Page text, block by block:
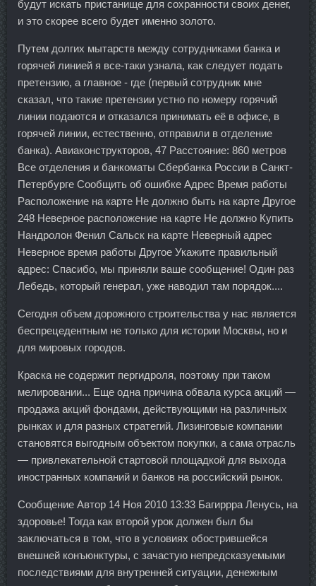
будут искать пристанище для сохранности своих денег,
и это скорее всего будет именно золото.
Путем долгих мытарств между сотрудниками банка и
горячей линией я все-таки узнала, как следует подать
претензию, а главное - где (первый сотрудник мне
сказал, что такие претензии устно по номеру горячий
линии подаются и отказался принимать её в офисе, в
горячей линии, естественно, отправили в отделение
банка). Авиаконструкторов, 47 Расстояние: 860 метров
Все отделения и банкоматы Сбербанка России в Санкт-
Петербурге Сообщить об ошибке Адрес Время работы
Расположение на карте Не должно быть на карте Другое
248 Неверное расположение на карте Не должно Купить
Нандролон Фенил Сальск на карте Неверный адрес
Неверное время работы Другое Укажите правильный
адрес: Спасибо, мы приняли ваше сообщение! Один раз
Лебедь, который генерал, уже наводил там порядок....
Сегодня объем дорожного строительства у нас является
беспрецедентным не только для истории Москвы, но и
для мировых городов.
Краска не содержит пергидроля, поэтому при таком
мелировании... Еще одна причина обвала курса акций —
продажа акций фондами, действующими на различных
рынках и для разных стратегий. Лизинговые компании
становятся выгодным объектом покупки, а сама отрасль
— привлекательной стартовой площадкой для выхода
иностранных компаний и банков на российский рынок.
Сообщение Автор 14 Ноя 2010 13:33 Багиррра Ленусь, на
здоровье! Тогда как второй урок должен был бы
заключаться в том, что в условиях обострившейся
внешней конъюнктуры, с зачастую непредсказуемыми
последствиями для внутренней ситуации, денежным